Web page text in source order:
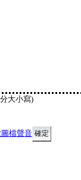
大小寫)
檔聲音